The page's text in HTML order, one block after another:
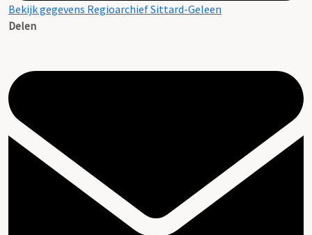
Bekijk gegevens Regioarchief Sittard-Geleen
Delen